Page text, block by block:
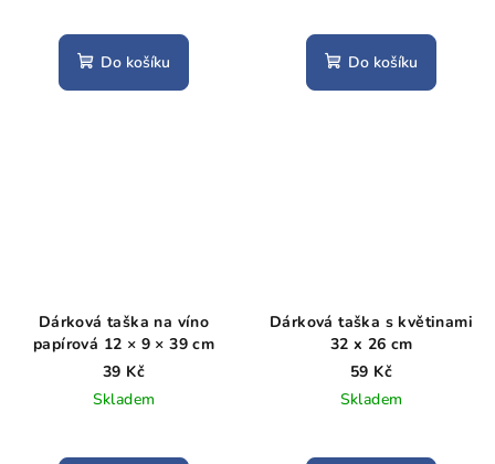
Do košíku Do košíku
Dárková taška na víno
papírová 12 × 9 × 39 cm
39 Kč
Skladem
Dárková taška s květinami
32 x 26 cm
59 Kč
Skladem